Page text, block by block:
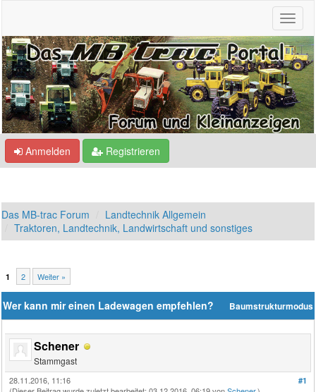
Anmelden Registrieren
Das MB-trac Forum
Landtechnik Allgemein
Traktoren, Landtechnik, Landwirtschaft und sonstiges
1 2 Weiter »
Baumstrukturmodus
Wer kann mir einen Ladewagen empfehlen?
Schener
Stammgast
#1
28.11.2016, 11:16